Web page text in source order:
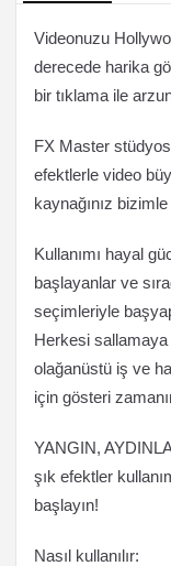
Videonuzu
derecede harika
bir tıklama ile
FX Master
efektlerle video
kaynağınız
Kullanımı hayal
başlayanlar ve
seçimleriyle
Herkesi sallamaya
olağanüstü iş ve
için gösteri
YANGIN,
şık efektler
başlayın!
Nasıl kullanılır: